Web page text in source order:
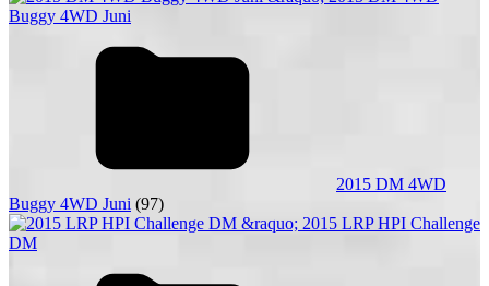
2015 DM 4WD
Buggy 4WD Juni (97)